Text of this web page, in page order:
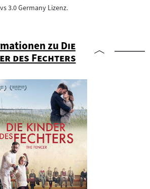
3.0 Germany Lizenz.
zu "
Die
des Fechters"